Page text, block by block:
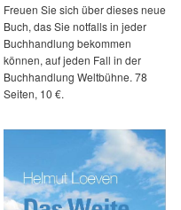
Freuen Sie sich über dieses neue
Buch, das Sie notfalls in jeder
Buchhandlung bekommen
können, auf jeden Fall in der
Buchhandlung Weltbühne. 78
Seiten, 10 €.